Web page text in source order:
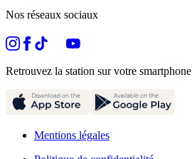
Nos réseaux sociaux
Retrouvez la station sur votre smartphone
Mentions légales